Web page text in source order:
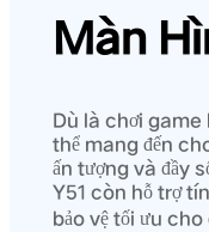
Màn
Dù là chơi
thể mang đến
ấn tượng và đầy
Y51 còn hỗ trợ
bảo vệ tối ưu